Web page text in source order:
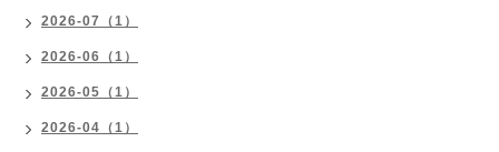
2026-07（1）
2026-06（1）
2026-05（1）
2026-04（1）